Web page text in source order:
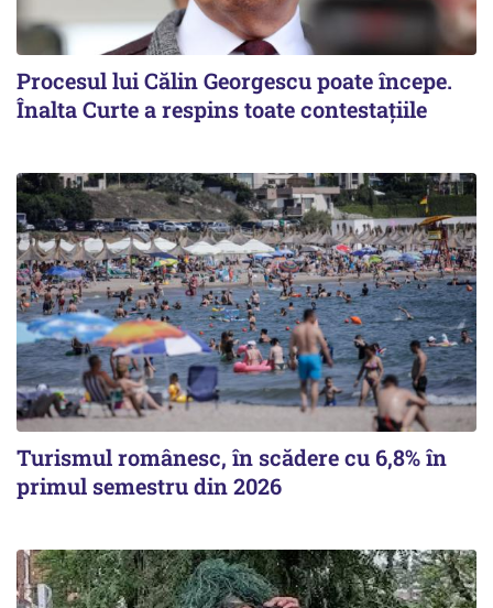
Procesul lui Călin Georgescu poate începe.
Înalta Curte a respins toate contestațiile
Turismul românesc, în scădere cu 6,8% în
primul semestru din 2026